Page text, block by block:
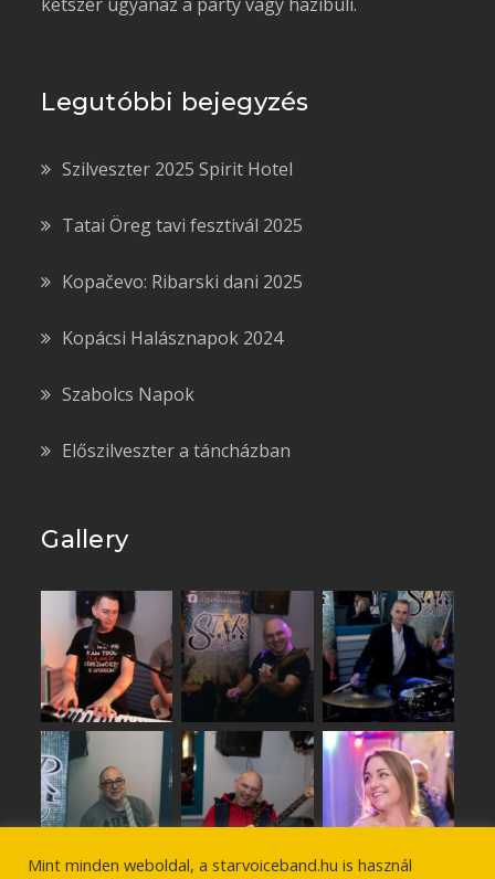
Legutóbbi bejegyzés
Szilveszter 2025 Spirit Hotel
Tatai Öreg tavi fesztivál 2025
Kopačevo: Ribarski dani 2025
Kopácsi Halásznapok 2024
Szabolcs Napok
Előszilveszter a táncházban
Gallery
Mint minden weboldal, a starvoiceband.hu is használ